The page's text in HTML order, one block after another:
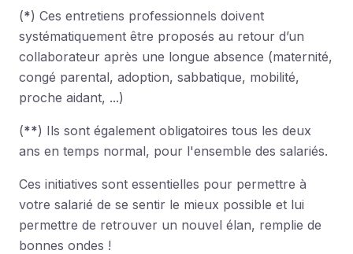
(*) Ces entretiens professionnels doivent
systématiquement être proposés au retour d’un
collaborateur après une longue absence (maternité,
congé parental, adoption, sabbatique, mobilité,
proche aidant, ...)
(**) Ils sont également obligatoires tous les deux
ans en temps normal, pour l'ensemble des salariés.
Ces initiatives sont essentielles pour permettre à
votre salarié de se sentir le mieux possible et lui
permettre de retrouver un nouvel élan, remplie de
bonnes ondes !